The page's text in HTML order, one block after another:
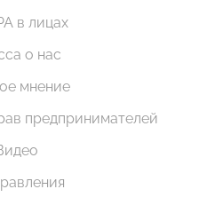
в лицах
о нас
мнение
предпринимателей